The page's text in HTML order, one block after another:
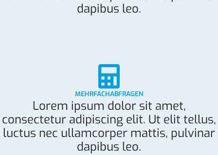
dapibus leo.
MEHRFACHABFRAGEN
Lorem ipsum dolor sit amet,
consectetur adipiscing elit. Ut elit tellus,
luctus nec ullamcorper mattis, pulvinar
dapibus leo.